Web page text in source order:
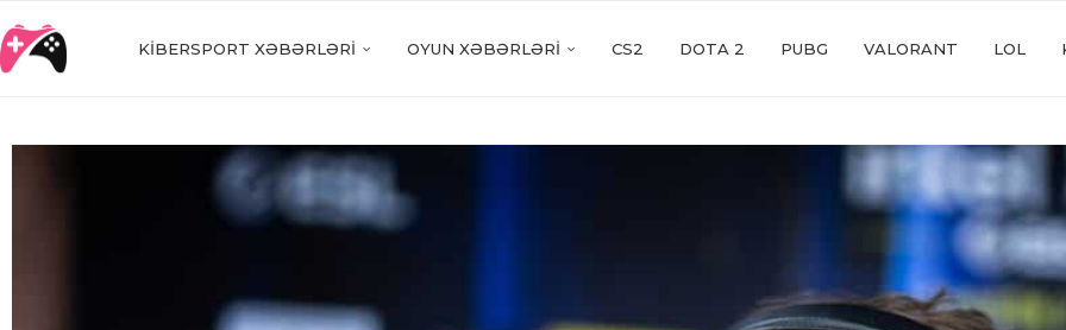
KIBERSPORT XƏBƏRLƏRI OYUN XƏBƏRLƏRI CS2 DOTA 2 PUBG VALORANT LOL